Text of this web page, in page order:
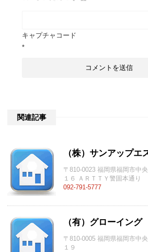
キャプチャコード
*
関連記事
（株）サンアップエ
〒810-0023 福岡県福岡市中
１６ ＡＲＴＴＹ警固本通り
092-791-5777
（有）グローイング
〒810-0005 福岡県福岡市中
１９